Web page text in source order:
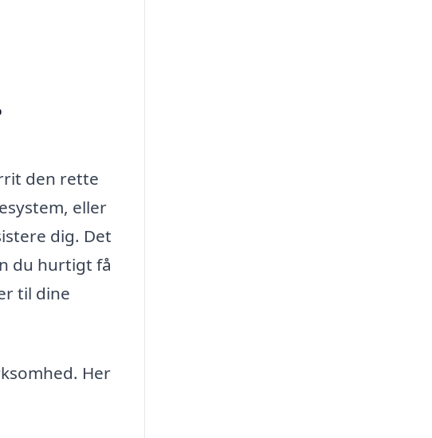
den rette
eller
dig. Det
du hurtigt få
til dine
Her